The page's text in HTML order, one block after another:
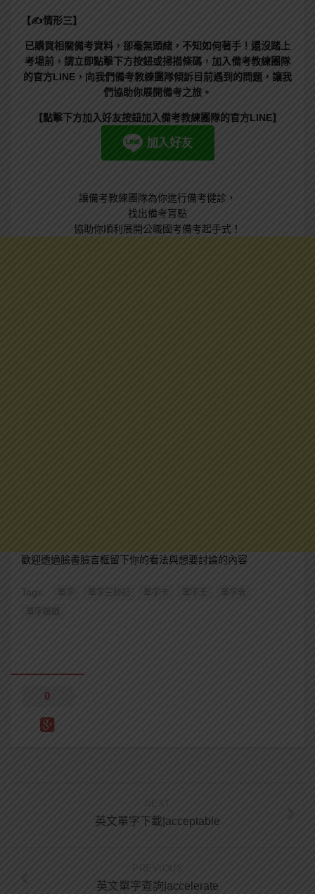
【✍情形三】
已購買相關備考資料，卻毫無頭緒，不知如何著手！還沒踏上
考場前，請立即點擊下方按鈕或掃描條碼，加入備考教練團隊
的官方LINE，向我們備考教練團隊傾訴目前遇到的問題，讓我
們協助你展開備考之旅。
【點擊下方加入好友按鈕加入備考教練團隊的官方LINE】
讓備考教練團隊為你進行備考健診，
找出備考盲點
協助你順利展開公職國考備考起手式！
歡迎透過臉書臉言框留下你的看法與想要討論的內容
Tags: 單字 單字三秒記 單字卡 單字王
單字表
單字遊戲
0
NEXT
英文單字下載|acceptable
PREVIOUS
英文單字查詢|accelerate